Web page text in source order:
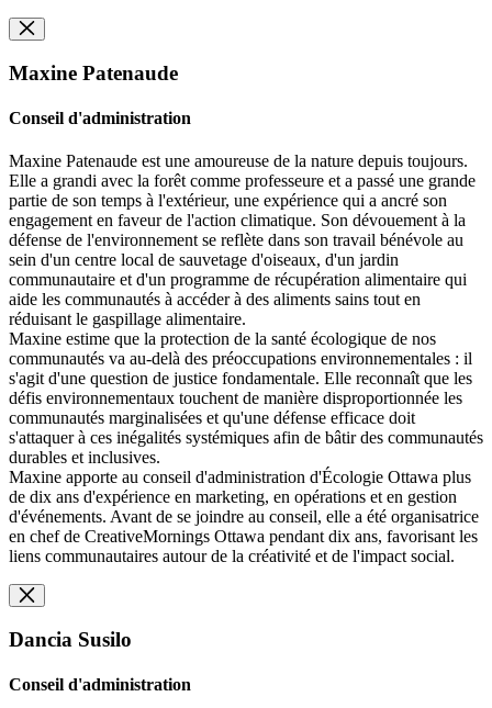
Maxine Patenaude
Conseil d'administration
Maxine Patenaude est une amoureuse de la nature depuis toujours.
Elle a grandi avec la forêt comme professeure et a passé une grande
partie de son temps à l'extérieur, une expérience qui a ancré son
engagement en faveur de l'action climatique. Son dévouement à la
défense de l'environnement se reflète dans son travail bénévole au
sein d'un centre local de sauvetage d'oiseaux, d'un jardin
communautaire et d'un programme de récupération alimentaire qui
aide les communautés à accéder à des aliments sains tout en
réduisant le gaspillage alimentaire.
Maxine estime que la protection de la santé écologique de nos
communautés va au-delà des préoccupations environnementales : il
s'agit d'une question de justice fondamentale. Elle reconnaît que les
défis environnementaux touchent de manière disproportionnée les
communautés marginalisées et qu'une défense efficace doit
s'attaquer à ces inégalités systémiques afin de bâtir des communautés
durables et inclusives.
Maxine apporte au conseil d'administration d'Écologie Ottawa plus
de dix ans d'expérience en marketing, en opérations et en gestion
d'événements. Avant de se joindre au conseil, elle a été organisatrice
en chef de CreativeMornings Ottawa pendant dix ans, favorisant les
liens communautaires autour de la créativité et de l'impact social.
Dancia Susilo
Conseil d'administration